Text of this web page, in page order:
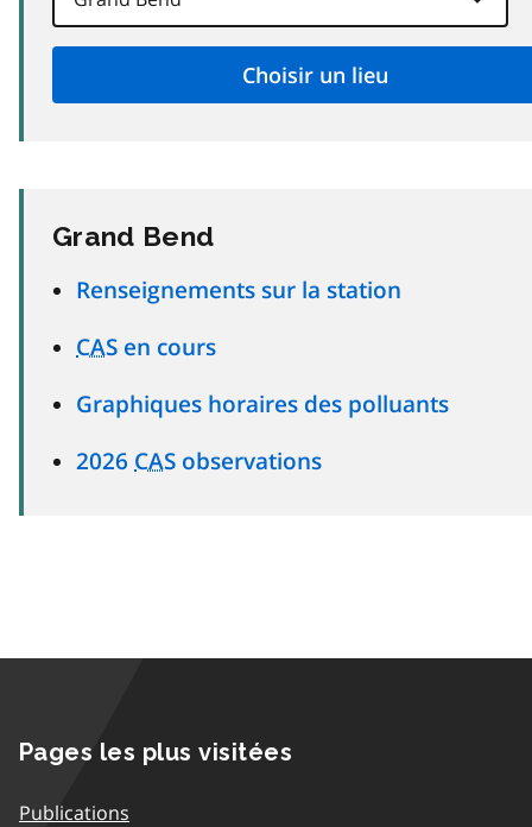
Grand Bend
Renseignements sur la station
CAS en cours
Graphiques horaires des polluants
2026 CAS observations
Pages les plus visitées
Publications